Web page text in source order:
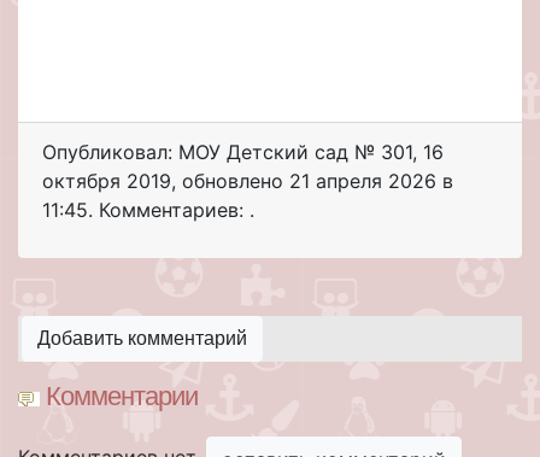
Опубликовал: МОУ Детский сад № 301, 16
октября 2019, обновлено 21 апреля 2026 в
11:45. Комментариев: .
Добавить комментарий
Комментарии